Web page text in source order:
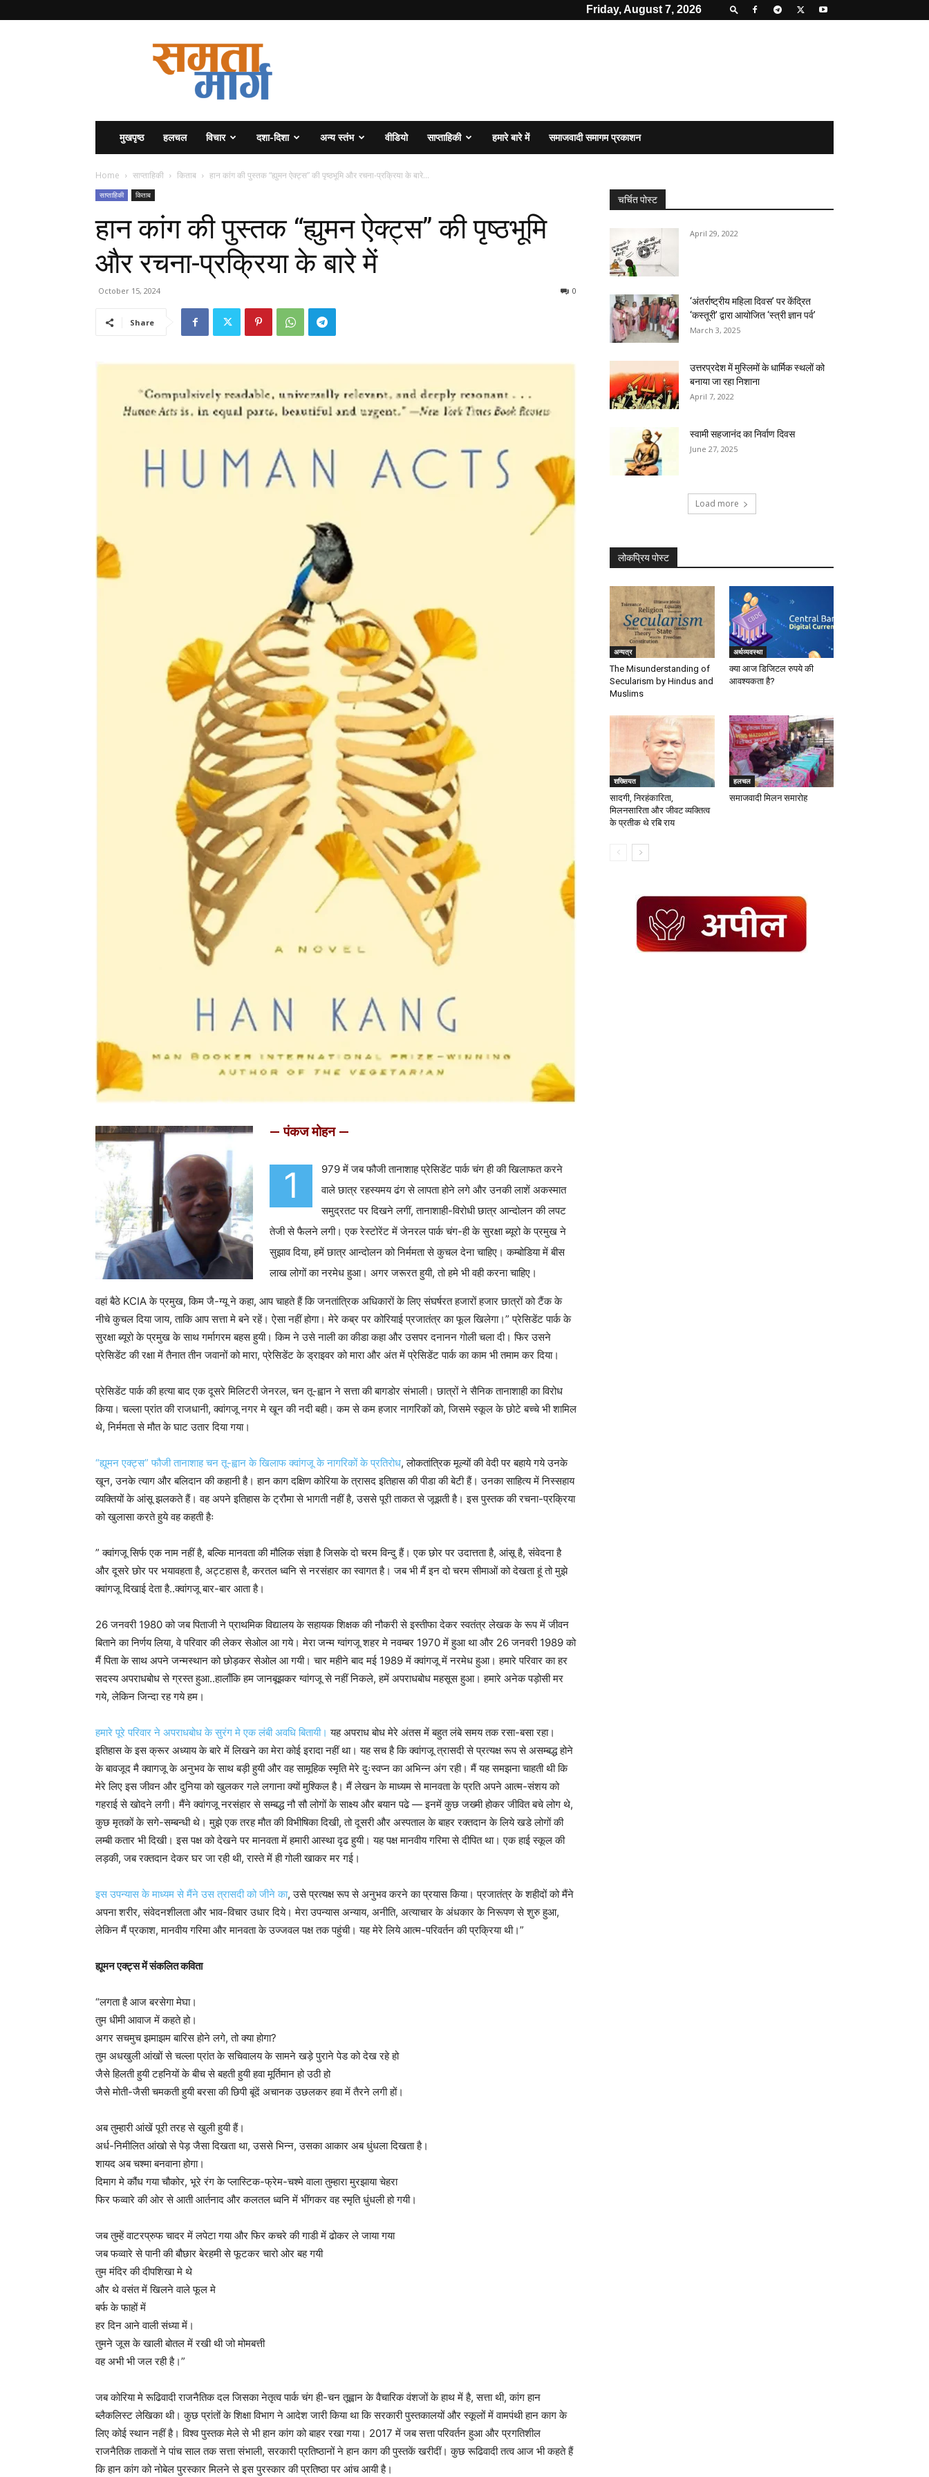
Friday, August 7, 2026
मुखपृष्ठ हलचल विचार दशा-दिशा अन्य स्तंभ वीडियो साप्ताहिकी हमारे बारे में समाजवादी समागम प्रकाशन
Home साप्ताहिकी किताब हान कांग की पुस्तक “ह्युमन ऐक्ट्स” की पृष्ठभूमि और रचना-प्रक्रिया के बारे...
साप्ताहिकी किताब
हान कांग की पुस्तक “ह्युमन ऐक्ट्स” की पृष्ठभूमि
और रचना-प्रक्रिया के बारे में
October 15, 2024 0
Share
— पंकज मोहन —
1
979 में जब फौजी तानाशाह प्रेसिडेंट पार्क चंग ही की खिलाफत करने
वाले छात्र रहस्यमय ढंग से लापता होने लगे और उनकी लाशें अकस्मात
समुद्रतट पर दिखने लगीं, तानाशाही-विरोधी छात्र आन्दोलन की लपट
तेजी से फैलने लगी। एक रेस्टोरेंट में जेनरल पार्क चंग-ही के सुरक्षा ब्यूरो के प्रमुख ने
सुझाव दिया, हमें छात्र आन्दोलन को निर्ममता से कुचल देना चाहिए। कम्बोडिया में बीस
लाख लोगों का नरमेध हुआ। अगर जरूरत हुयी, तो हमे भी वही करना चाहिए।
वहां बैठे KCIA के प्रमुख, किम जै-ग्यू ने कहा, आप चाहते हैं कि जनतांत्रिक अधिकारों के लिए संघर्षरत हजारों हजार छात्रों को टैंक के
नीचे कुचल दिया जाय, ताकि आप सत्ता मे बने रहें। ऐसा नहीं होगा। मेरे कब्र पर कोरियाई प्रजातंत्र का फूल खिलेगा।” प्रेसिडेंट पार्क के
सुरक्षा ब्यूरो के प्रमुख के साथ गर्मागरम बहस हुयी। किम ने उसे नाली का कीडा कहा और उसपर दनानन गोली चला दी। फिर उसने
प्रेसिडेंट की रक्षा में तैनात तीन जवानों को मारा, प्रेसिडेंट के ड्राइवर को मारा और अंत में प्रेसिडेंट पार्क का काम भी तमाम कर दिया।
प्रेसिडेंट पार्क की हत्या बाद एक दूसरे मिलिटरी जेनरल, चन तू-ह्वान ने सत्ता की बागडोर संभाली। छात्रों ने सैनिक तानाशाही का विरोध
किया। चल्ला प्रांत की राजधानी, क्वांगजू नगर मे खून की नदी बही। कम से कम हजार नागरिकों को, जिसमे स्कूल के छोटे बच्चे भी शामिल
थे, निर्ममता से मौत के घाट उतार दिया गया।
“ह्यूमन एक्ट्स” फौजी तानाशाह चन तू-ह्वान के खिलाफ क्वांगजू के नागरिकों के प्रतिरोध, लोकतांत्रिक मूल्यों की वेदी पर बहाये गये उनके
खून, उनके त्याग और बलिदान की कहानी है। हान काग दक्षिण कोरिया के त्रासद इतिहास की पीडा की बेटी हैं। उनका साहित्य में निस्सहाय
व्यक्तियों के आंसू झलकते हैं। वह अपने इतिहास के ट्रौमा से भागती नहीं है, उससे पूरी ताकत से जूझती है। इस पुस्तक की रचना-प्रक्रिया
को खुलासा करते हुये वह कहती हैः
” क्वांगजू सिर्फ एक नाम नहीं है, बल्कि मानवता की मौलिक संज्ञा है जिसके दो चरम विन्दु हैं। एक छोर पर उदात्तता है, आंसू है, संवेदना है
और दूसरे छोर पर भयावहता है, अट्टहास है, करतल ध्वनि से नरसंहार का स्वागत है। जब भी मैं इन दो चरम सीमाओं को देखता हूं तो मुझे
क्वांगजू दिखाई देता है..क्वांगजू बार-बार आता है।
26 जनवरी 1980 को जब पिताजी ने प्राथमिक विद्यालय के सहायक शिक्षक की नौकरी से इस्तीफा देकर स्वतंत्र लेखक के रूप में जीवन
बिताने का निर्णय लिया, वे परिवार की लेकर सेओल आ गये। मेरा जन्म ग्वांगजू शहर मे नवम्बर 1970 में हुआ था और 26 जनवरी 1989 को
मैं पिता के साथ अपने जन्मस्थान को छोड़कर सेओल आ गयी। चार महीने बाद मई 1989 में क्वांगजू में नरमेध हुआ। हमारे परिवार का हर
सदस्य अपराधबोध से ग्रस्त हुआ..हालाँकि हम जानबूझकर ग्वांगजू से नहीं निकले, हमें अपराधबोध महसूस हुआ। हमारे अनेक पड़ोसी मर
गये, लेकिन जिन्दा रह गये हम।
हमारे पूरे परिवार ने अपराधबोध के सुरंग मे एक लंबी अवधि बितायी। यह अपराध बोध मेरे अंतस में बहुत लंबे समय तक रसा-बसा रहा।
इतिहास के इस क्रूर अध्याय के बारे में लिखने का मेरा कोई इरादा नहीं था। यह सच है कि क्वांगजू त्रासदी से प्रत्यक्ष रूप से असम्बद्ध होने
के बावजूद मै क्वागजू के अनुभव के साथ बड़ी हुयी और वह सामूहिक स्मृति मेरे दुःस्वप्न का अभिन्न अंग रही। मैं यह समझना चाहती थी कि
मेरे लिए इस जीवन और दुनिया को खुलकर गले लगाना क्यों मुश्किल है। मैं लेखन के माध्यम से मानवता के प्रति अपने आत्म-संशय को
गहराई से खोदने लगी। मैंने क्वांगजू नरसंहार से सम्बद्ध नौ सौ लोगों के साक्ष्य और बयान पढे — इनमें कुछ जख्मी होकर जीवित बचे लोग थे,
कुछ मृतकों के सगे-सम्बन्धी थे। मुझे एक तरह मौत की विभीषिका दिखी, तो दूसरी और अस्पताल के बाहर रक्तदान के लिये खडे लोगों की
लम्बी कतार भी दिखी। इस पक्ष को देखने पर मानवता में हमारी आस्था दृढ हुयी। यह पक्ष मानवीय गरिमा से दीपित था। एक हाई स्कूल की
लड़की, जब रक्तदान देकर घर जा रही थी, रास्ते में ही गोली खाकर मर गई।
इस उपन्यास के माध्यम से मैंने उस त्रासदी को जीने का, उसे प्रत्यक्ष रूप से अनुभव करने का प्रयास किया। प्रजातंत्र के शहीदों को मैंने
अपना शरीर, संवेदनशीलता और भाव-विचार उधार दिये। मेरा उपन्यास अन्याय, अनीति, अत्याचार के अंधकार के निरूपण से शुरु हुआ,
लेकिन मैं प्रकाश, मानवीय गरिमा और मानवता के उज्जवल पक्ष तक पहुंची। यह मेरे लिये आत्म-परिवर्तन की प्रक्रिया थी।”
ह्यूमन एक्ट्स में संकलित कविता
“लगता है आज बरसेगा मेघा।
तुम धीमी आवाज में कहते हो।
अगर सचमुच झमाझम बारिस होने लगे, तो क्या होगा?
तुम अधखुली आंखों से चल्ला प्रांत के सचिवालय के सामने खड़े पुराने पेड को देख रहे हो
जैसे हिलती हुयी टहनियों के बीच से बहती हुयी हवा मूर्तिमान हो उठी हो
जैसे मोती-जैसी चमकती हुयी बरसा की छिपी बूंदें अचानक उछलकर हवा में तैरने लगी हों।
अब तुम्हारी आंखें पूरी तरह से खुली हुयी हैं।
अर्ध-निमीलित आंखो से पेड़ जैसा दिखता था, उससे भिन्न, उसका आकार अब धुंधला दिखता है।
शायद अब चश्मा बनवाना होगा।
दिमाग मे कौंध गया चौकोर, भूरे रंग के प्लास्टिक-फ्रेम-चश्मे वाला तुम्हारा मुरझाया चेहरा
फिर फव्वारे की ओर से आती आर्तनाद और कलतल ध्वनि में भींगकर वह स्मृति धुंधली हो गयी।
जब तुम्हें वाटरप्रुफ चादर में लपेटा गया और फिर कचरे की गाडी में ढोकर ले जाया गया
जब फव्वारे से पानी की बौछार बेरहमी से फूटकर चारो ओर बह गयी
तुम मंदिर की दीपशिखा मे थे
और थे वसंत में खिलने वाले फूल मे
बर्फ के फाहों में
हर दिन आने वाली संध्या में।
तुमने जूस के खाली बोतल में रखी थी जो मोमबत्ती
वह अभी भी जल रही है।”
जब कोरिया मे रूढिवादी राजनैतिक दल जिसका नेतृत्व पार्क चंग ही-चन तूह्वान के वैचारिक वंशजों के हाथ में है, सत्ता थी, कांग हान
ब्लैकलिस्ट लेखिका थी। कुछ प्रांतों के शिक्षा विभाग ने आदेश जारी किया था कि सरकारी पुस्तकालयों और स्कूलों में वामपंथी हान काग के
लिए कोई स्थान नहीं है। विश्व पुस्तक मेले से भी हान कांग को बाहर रखा गया। 2017 में जब सत्ता परिवर्तन हुआ और प्रगतिशील
राजनैतिक ताकतों ने पांच साल तक सत्ता संभाली, सरकारी प्रतिष्ठानों ने हान काग की पुस्तकें खरीदीं। कुछ रूढिवादी तत्व आज भी कहते हैं
कि हान कांग को नोबेल पुरस्कार मिलने से इस पुरस्कार की प्रतिष्ठा पर आंच आयी है।
चर्चित पोस्ट
April 29, 2022
‘अंतर्राष्ट्रीय महिला दिवस’ पर केंद्रित
‘कस्तूरी’ द्वारा आयोजित ‘स्त्री ज्ञान पर्व’
March 3, 2025
उत्तरप्रदेश में मुस्लिमों के धार्मिक स्थलों को
बनाया जा रहा निशाना
April 7, 2022
स्वामी सहजानंद का निर्वाण दिवस
June 27, 2025
Load more
लोकप्रिय पोस्ट
अन्यत्र
The Misunderstanding of
Secularism by Hindus and
Muslims
अर्थव्यवस्था
क्या आज डिजिटल रुपये की
आवश्यकता है?
शख्सियत
सादगी, निरहंकारिता,
मिलनसारिता और जीवट व्यक्तित्व
के प्रतीक थे रबि राय
हलचल
समाजवादी मिलन समारोह